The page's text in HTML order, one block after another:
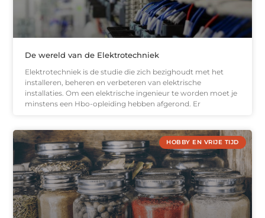
De wereld van de Elektrotechniek
Elektrotechniek is de studie die zich bezighoudt met het
installeren, beheren en verbeteren van elektrische
installaties. Om een elektrische ingenieur te worden moet je
minstens een Hbo-opleiding hebben afgerond. Er
HOBBY EN VRIJE TIJD